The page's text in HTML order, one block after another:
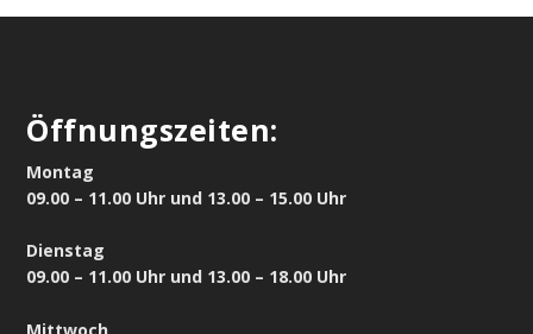
Öffnungszeiten:
Montag
09.00 – 11.00 Uhr und 13.00 – 15.00 Uhr
Dienstag
09.00 – 11.00 Uhr und 13.00 – 18.00 Uhr
Mittwoch